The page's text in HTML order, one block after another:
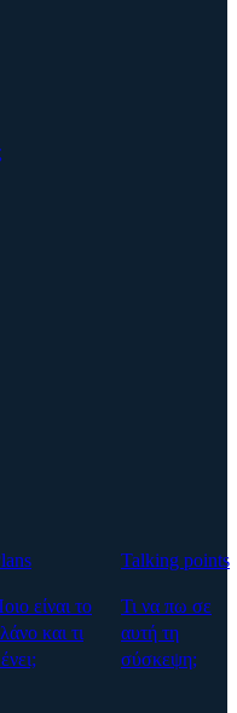
είναι το
και τι
Talking points
Τι να πω σε
αυτή τη
σύσκεψη;